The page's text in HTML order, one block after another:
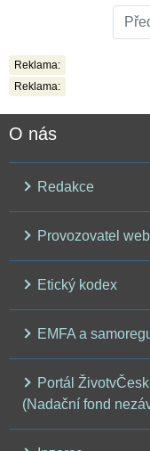
Reklama:
Reklama:
O nás
Redakce
Provozovatel
Etický kodex
EMFA a
Portál
(Nadační fond